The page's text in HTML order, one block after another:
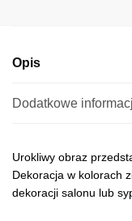
Opis
Dodatkowe
Urokliwy obraz
Dekoracja w kolorach
dekoracji salonu lub